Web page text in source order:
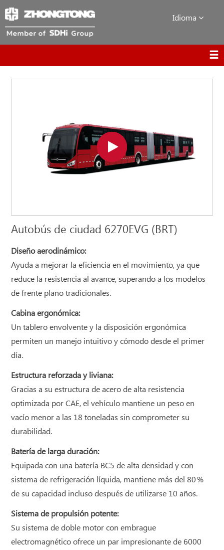
Idioma
Autobús de ciudad 6270EVG (BRT)
Diseño aerodinámico:
Ayuda a mejorar la eficiencia en el movimiento, ya que
reduce la resistencia al avance, superando a los modelos
de frente plano tradicionales.
Cabina ergonómica:
Un tablero envolvente y la disposición ergonómica
permiten un manejo intuitivo y cómodo desde el primer
día.
Estructura reforzada y liviana:
Gracias a su estructura de acero de alta resistencia
optimizada por CAE, el vehículo mantiene un peso en
vacío menor a las 18 toneladas sin comprometer su
durabilidad.
Batería de larga duración:
Equipada con una batería BC5 de alta densidad y con
sistema de refrigeración líquida, mantiene más del 80 %
de su capacidad incluso después de utilizarse 10 años.
Sistema de propulsión potente:
Su sistema de doble motor con embrague
electromagnético ofrece un par impresionante de 6000